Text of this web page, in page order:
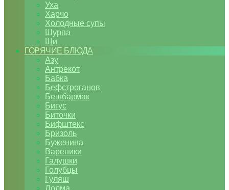
Уха
Харчо
Холодные супы
Шурпа
Щи
ГОРЯЧИЕ БЛЮДА
Азу
Антрекот
Бабка
Бефстроганов
Бешбармак
Бигус
Биточки
Бифштекс
Бризоль
Буженина
Вареники
Галушки
Голубцы
Гуляш
Долма